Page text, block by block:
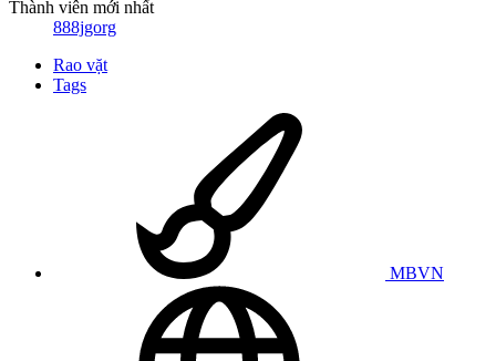
Thành viên mới nhất
888jgorg
Rao vặt
Tags
MBVN